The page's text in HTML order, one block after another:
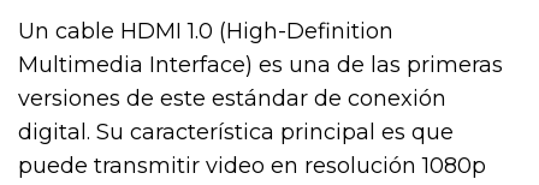
Un cable HDMI 1.0 (High-Definition
Multimedia Interface) es una de las primeras
versiones de este estándar de conexión
digital. Su característica principal es que
puede transmitir video en resolución 1080p